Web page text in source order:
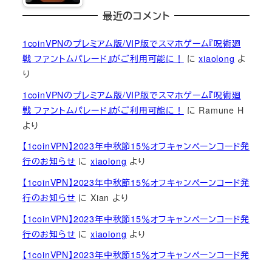
最近のコメント
1coinVPNのプレミアム版/VIP版でスマホゲーム『呪術廻
戦 ファントムパレード』がご利用可能に！
にxiaolong よ
り
1coinVPNのプレミアム版/VIP版でスマホゲーム『呪術廻
戦 ファントムパレード』がご利用可能に！
に Ramune H
より
【1coinVPN】2023年中秋節15％オフキャンペーンコード発
行のお知らせ にxiaolong より
【1coinVPN】2023年中秋節15％オフキャンペーンコード発
行のお知らせ にXian より
【1coinVPN】2023年中秋節15％オフキャンペーンコード発
行のお知らせ にxiaolong より
【1coinVPN】2023年中秋節15％オフキャンペーンコード発